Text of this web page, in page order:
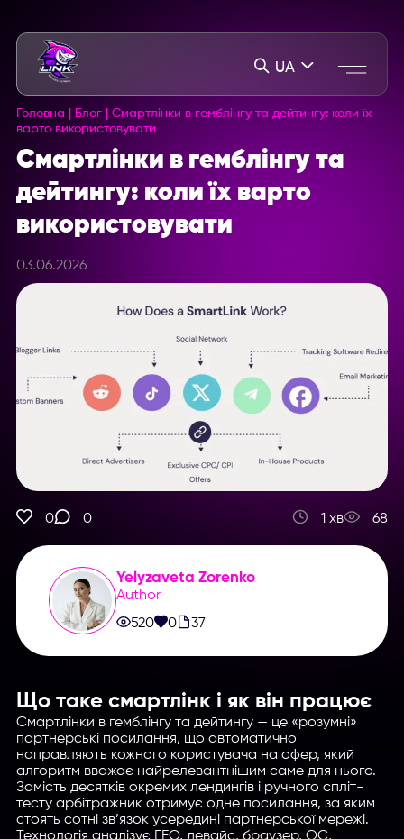
UA
Головна Блог
Смартлінки в гемблінгу та дейтингу: коли їх
варто використовувати
Смартлінки в гемблінгу та
дейтингу: коли їх варто
використовувати
03.06.2026
0 0 1 хв 68
Yelyzaveta Zorenko
Author
520 0 37
Що таке смартлінк і як він працює
Смартлінки в гемблінгу та дейтингу — це «розумні»
партнерські посилання, що автоматично
направляють кожного користувача на офер, який
алгоритм вважає найрелевантнішим саме для нього.
Замість десятків окремих лендингів і ручного спліт-
тесту арбітражник отримує одне посилання, за яким
стоять сотні зв’язок усередині партнерської мережі.
Технологія аналізує ГЕО, девайс, браузер, ОС,